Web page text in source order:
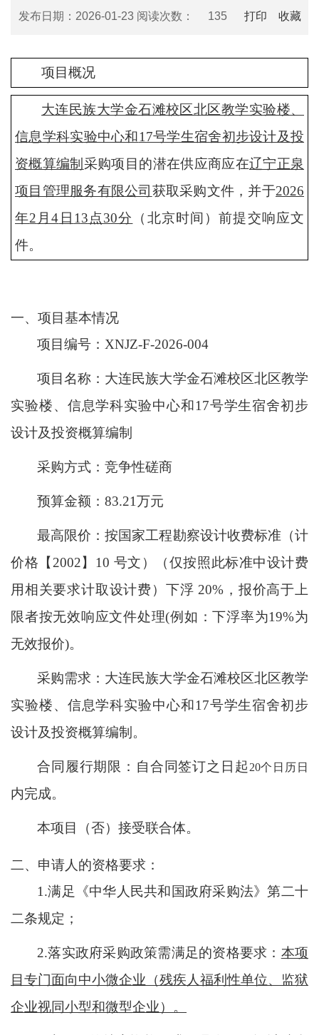
发布日期：2026-01-23 阅读次数： 135 打印 收藏
项目概况
大连民族大学金石滩校区北区教学实验楼、
信息学科实验中心和17号学生宿舍初步设计及投
资概算编制 采购项目的潜在供应商应在辽宁正泉
项目管理服务有限公司 获取采购文件，并于2026
年2 月4 日 1 3点30分 （北京时间）前提交响应文
件。
一、项目基本情况
项目编号： XNJZ-F-2026-004
项目名称：大连民族大学金石滩校区北区教学
实验楼、信息学科实验中心和17号学生宿舍初步
设计及投资概算编制
采购方式：竞争性磋商
预算金额： 83.21万元
最高限价：按国家工程勘察设计收费标准（计
价格【 2002】 10 号文）（仅按照此标准中设计费
用相关要求计取设计费）下浮 20% ，报价高于上
限者按无效响应文件处理(例如：下浮率为19%为
无效报价)。
采购需求：大连民族大学金石滩校区北区教学
实验楼、信息学科实验中心和17号学生宿舍初步
设计及投资概算编制。
合同履行期限：自合同签订之日起 20个日历日
内完成。
本项目（否）接受联合体。
二、申请人的资格要求：
1.满足《中华人民共和国政府采购法》第二十
二条规定；
2.落实政府采购政策需满足的资格要求： 本项
目专门面向中小微企业（残疾人福利性单位、监狱
企业视同小型和微型企业）。